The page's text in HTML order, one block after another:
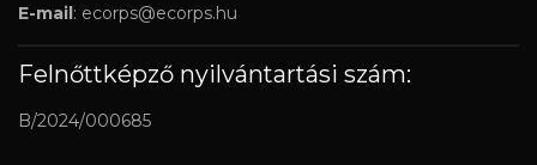
E-mail: ecorps@ecorps.hu
Felnőttképző nyilvántartási szám:
B/2024/000685